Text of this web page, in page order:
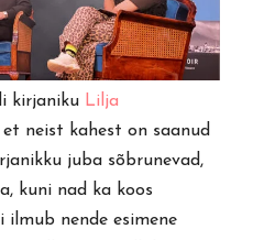
kirjaniku Lilja
et neist kahest on saanud
juba sõbrunevad,
kuni nad ka koos
ilmub nende esimene